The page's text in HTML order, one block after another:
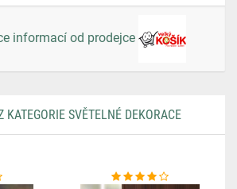
informací od prodejce
KATEGORIE SVĚTELNÉ DEKORACE